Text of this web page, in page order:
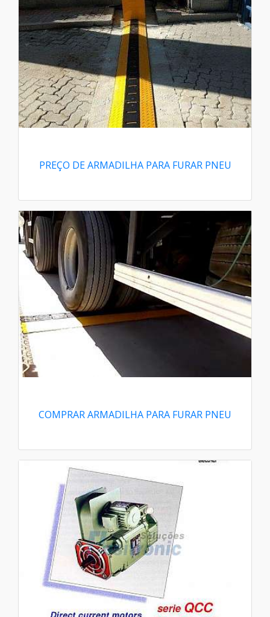
PREÇO DE ARMADILHA PARA FURAR PNEU
COMPRAR ARMADILHA PARA FURAR PNEU